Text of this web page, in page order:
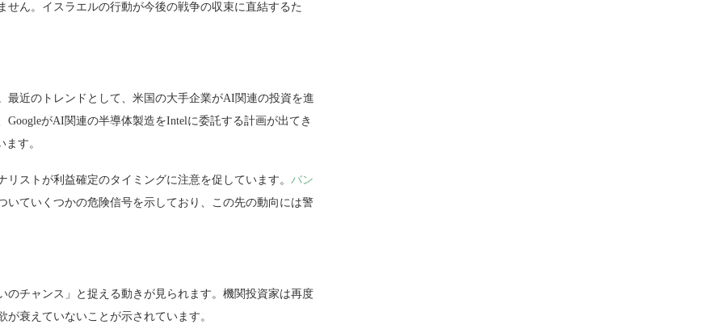
ん。イスラエルの行動が今後の戦争の収束に直結するた
近のトレンドとして、米国の大手企業がAI関連の投資を進
がAI関連の半導体製造をIntelに委託する計画が出てき
す。
ストが利益確定のタイミングに注意を促しています。 バン
いていくつかの危険信号を示しており、この先の動向には警
チャンス」と捉える動きが見られます。機関投資家は再度
衰えていないことが示されています。